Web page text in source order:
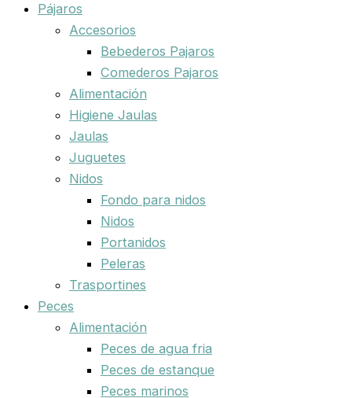
Pájaros
Accesorios
Bebederos Pajaros
Comederos Pajaros
Alimentación
Higiene Jaulas
Jaulas
Juguetes
Nidos
Fondo para nidos
Nidos
Portanidos
Peleras
Trasportines
Peces
Alimentación
Peces de agua fria
Peces de estanque
Peces marinos